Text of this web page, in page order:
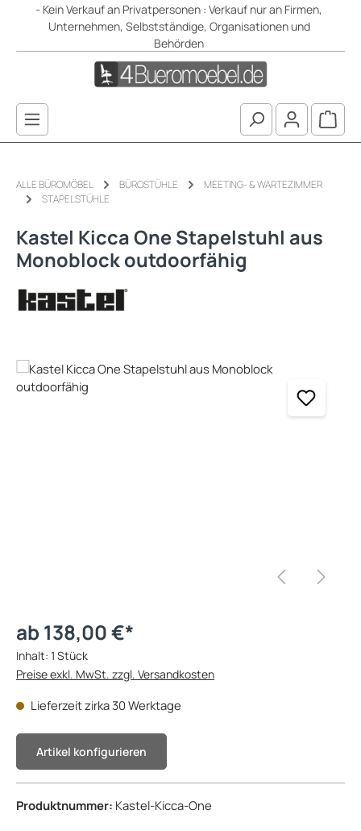
Zum Hauptinhalt springen
- Kein Verkauf an Privatpersonen : Verkauf nur an Firmen,
Unternehmen, Selbstständige, Organisationen und
Behörden
ALLE BÜROMÖBEL BÜROSTÜHLE
MEETING- & WARTEZIMMER
STAPELSTÜHLE
Kastel Kicca One Stapelstuhl aus
Monoblock outdoorfähig
Bildergalerie überspringen
ab 138,00 €*
Inhalt: 1 Stück
Preise exkl. MwSt. zzgl. Versandkosten
Lieferzeit zirka 30 Werktage
Artikel konfigurieren
Produktnummer: Kastel-Kicca-One